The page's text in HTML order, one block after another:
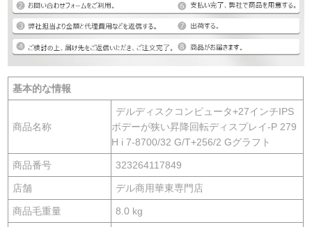
基本的な情報
商品名称
デルディスクコンピュータ+27インチIPS
ボデーが狭い昇降回転ディスプレイ-P 279
H i 7-8700/32 G/T+256/2 Gグラフト
商品番号 323264117849
店舗 デル商用華東専門店
商品毛重量 8.0 kg